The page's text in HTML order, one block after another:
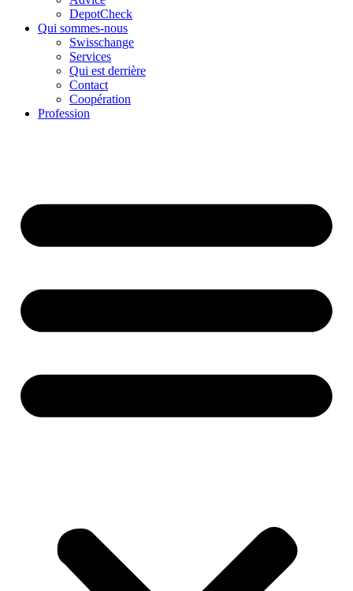
DepotCheck
Qui sommes-nous
Swisschange
Services
Qui est derrière
Contact
Coopération
Profession